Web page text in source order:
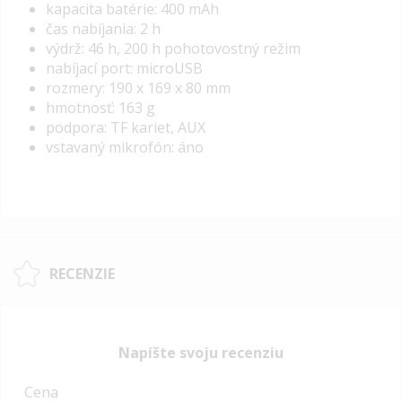
kapacita batérie: 400 mAh
čas nabíjania: 2 h
výdrž: 46 h, 200 h pohotovostný režim
nabíjací port: microUSB
rozmery: 190 x 169 x 80 mm
hmotnosť: 163 g
podpora: TF kariet, AUX
vstavaný mikrofón: áno
RECENZIE
Napíšte svoju recenziu
Cena